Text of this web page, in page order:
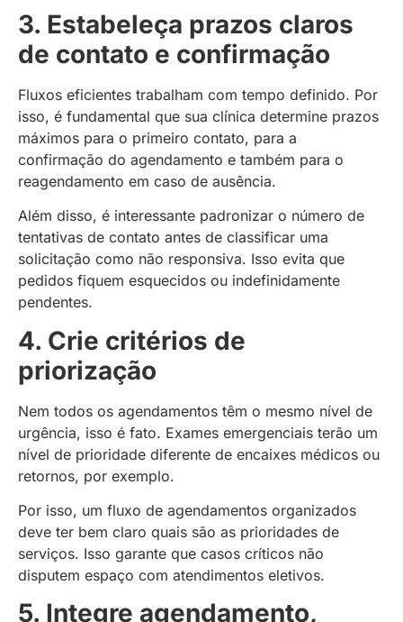
3. Estabeleça prazos claros
de contato e confirmação
Fluxos eficientes trabalham com tempo definido. Por
isso, é fundamental que sua clínica determine prazos
máximos para o primeiro contato, para a
confirmação do agendamento e também para o
reagendamento em caso de ausência.
Além disso, é interessante padronizar o número de
tentativas de contato antes de classificar uma
solicitação como não responsiva. Isso evita que
pedidos fiquem esquecidos ou indefinidamente
pendentes.
4. Crie critérios de
priorização
Nem todos os agendamentos têm o mesmo nível de
urgência, isso é fato. Exames emergenciais terão um
nível de prioridade diferente de encaixes médicos ou
retornos, por exemplo.
Por isso, um fluxo de agendamentos organizados
deve ter bem claro quais são as prioridades de
serviços. Isso garante que casos críticos não
disputem espaço com atendimentos eletivos.
5. Integre agendamento,